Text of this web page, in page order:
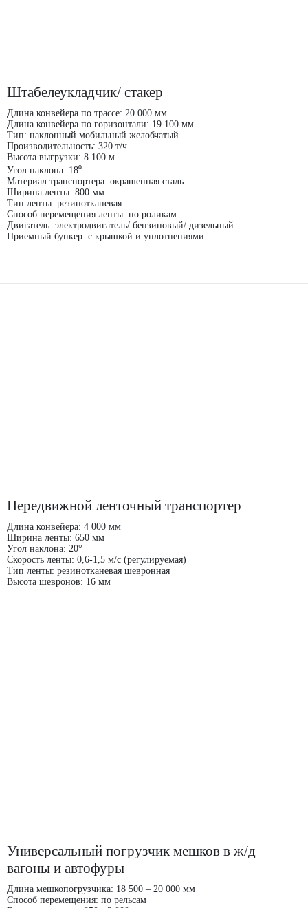
Штабелеукладчик/ стакер
Длина конвейера по трассе: 20 000 мм
Длина конвейера по горизонтали: 19 100 мм
Тип: наклонный мобильный желобчатый
Производительность: 320 т/ч
Высота выгрузки: 8 100 м
Угол наклона: 18⁰
Материал транспортера: окрашенная сталь
Ширина ленты: 800 мм
Тип ленты: резинотканевая
Способ перемещения ленты: по роликам
Двигатель: электродвигатель/ бензиновый/ дизельный
Приемный бункер: с крышкой и уплотнениями
Передвижной ленточный транспортер
Длина конвейера: 4 000 мм
Ширина ленты: 650 мм
Угол наклона: 20°
Скорость ленты: 0,6-1,5 м/с (регулируемая)
Тип ленты: резинотканевая шевронная
Высота шевронов: 16 мм
Универсальный погрузчик мешков в ж/д
вагоны и автофуры
Длина мешкопогрузчика: 18 500 – 20 000 мм
Способ перемещения: по рельсам